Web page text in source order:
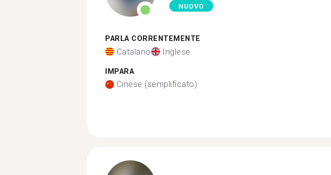
NUOVO
PARLA CORRENTEMENTE
Catalano Inglese
IMPARA
Cinese (semplificato)